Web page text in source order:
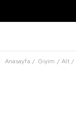
Anasayfa Giyim Alt